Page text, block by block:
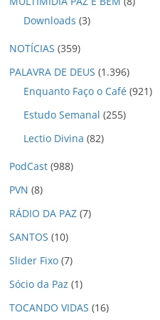
Downloads (3)
NOTÍCIAS (359)
PALAVRA DE DEUS (1.396)
Enquanto Faço o Café (921)
Estudo Semanal (255)
Lectio Divina (82)
PodCast (988)
PVN (8)
RÁDIO DA PAZ (7)
SANTOS (10)
Slider Fixo (7)
Sócio da Paz (1)
TOCANDO VIDAS (16)